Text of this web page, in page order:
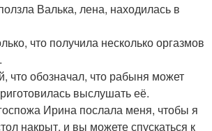
Валька, лена, находилась в
что получила несколько оргазмов
что обозначал, что рабыня может
выслушать её.
Ирина послала меня, чтобы я
накрыт, и вы можете спускаться к